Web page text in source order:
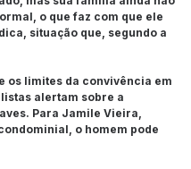
o que faz com que ele
situação que, segundo a
os limites da convivência em
alertam sobre a
Para Jamile Vieira,
o homem pode